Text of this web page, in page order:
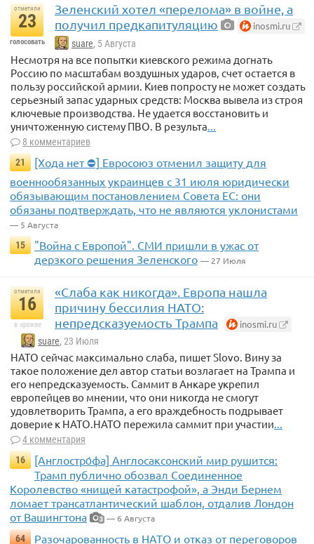
отметили
23
голосовать
Зеленский хотел «перелома» в войне, а
получил предкапитуляцию
inosmi.ru
suare, 5 Августа
Несмотря на все попытки киевского режима догнать
Россию по масштабам воздушных ударов, счет остается в
пользу российской армии. Киев попросту не может создать
серьезный запас ударных средств: Москва вывела из строя
ключевые производства. Не удается восстановить и
уничтоженную систему ПВО. В результа...
8 комментариев
21
[Хода нет ⛔] Евросоюз отменил защиту для
военнообязанных украинцев с 31 июля юридически
обязывающим постановлением Совета ЕС: они
обязаны подтверждать, что не являются уклонистами
— 5 Августа
15
"Война с Европой". СМИ пришли в ужас от
дерзкого решения Зеленского — 27 Июля
отметили
16
в архиве
«Слаба как никогда». Европа нашла
причину бессилия НАТО:
непредсказуемость Трампа
inosmi.ru
suare, 23 Июля
НАТО сейчас максимально слаба, пишет Slovo. Вину за
такое положение дел автор статьи возлагает на Трампа и
его непредсказуемость. Саммит в Анкаре укрепил
европейцев во мнении, что они никогда не смогут
удовлетворить Трампа, а его враждебность подрывает
доверие к НАТО.НАТО пережила саммит при участии...
4 комментария
16
[Англостро́фа] Англосаксонский мир рушится:
Трамп публично обозвал Соединенное
Королевство «нищей катастрофой», а Энди Бернем
ломает трансатлантический шаблон, отдалив Лондон
от Вашингтона
3 — 6 Августа
64
Разочарованность в НАТО и отказ от переговоров